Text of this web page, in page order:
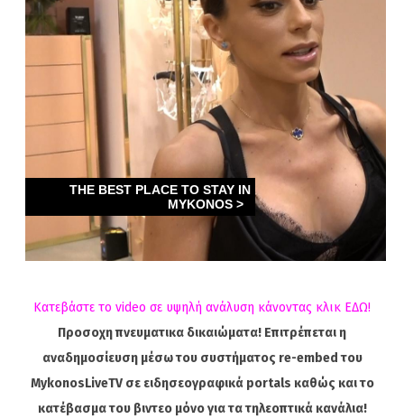
Κατεβάστε το video σε υψηλή ανάλυση κάνοντας κλικ ΕΔΩ!
Προσοχη πνευματικα δικαιώματα! Επιτρέπεται η
αναδημοσίευση μέσω του συστήματος re-embed του
MykonosLiveTV σε ειδησεογραφικά portals καθώς και το
κατέβασμα του βιντεο μόνο για τα τηλεοπτικά κανάλια!